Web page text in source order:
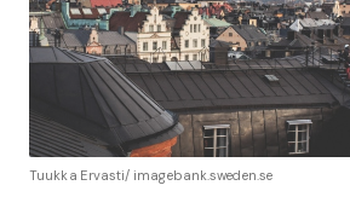
Tuukka Ervasti/ imagebank.sweden.se